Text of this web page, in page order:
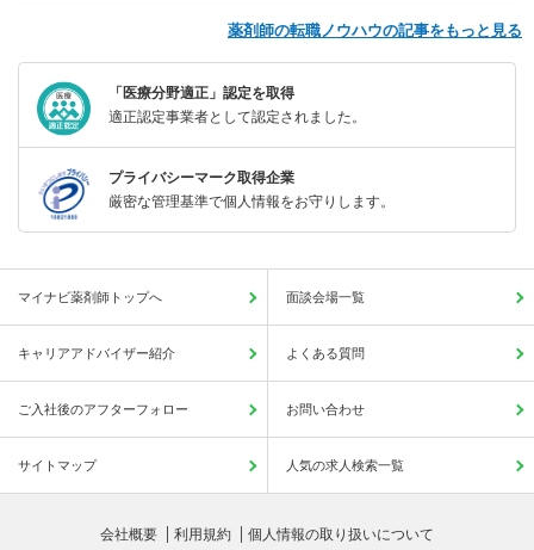
薬剤師の転職ノウハウの記事をもっと見る
「医療分野適正」認定を取得
適正認定事業者として認定されました。
プライバシーマーク取得企業
厳密な管理基準で個人情報をお守りします。
マイナビ薬剤師トップへ 面談会場一覧
キャリアアドバイザー紹介 よくある質問
ご入社後のアフターフォロー お問い合わせ
サイトマップ 人気の求人検索一覧
会社概要 利用規約 個人情報の取り扱いについて